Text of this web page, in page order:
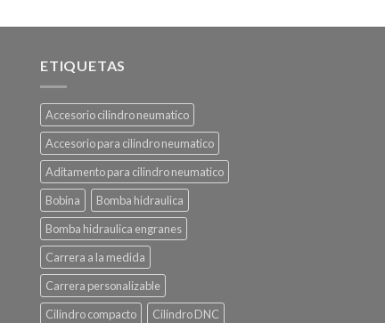
ETIQUETAS
Accesorio cilindro neumatico
Accesorio para cilindro neumatico
Aditamento para cilindro neumatico
Bobina
Bomba hidraulica
Bomba hidraulica engranes
Carrera a la medida
Carrera personalizable
Cilindro compacto
Cilindro DNC